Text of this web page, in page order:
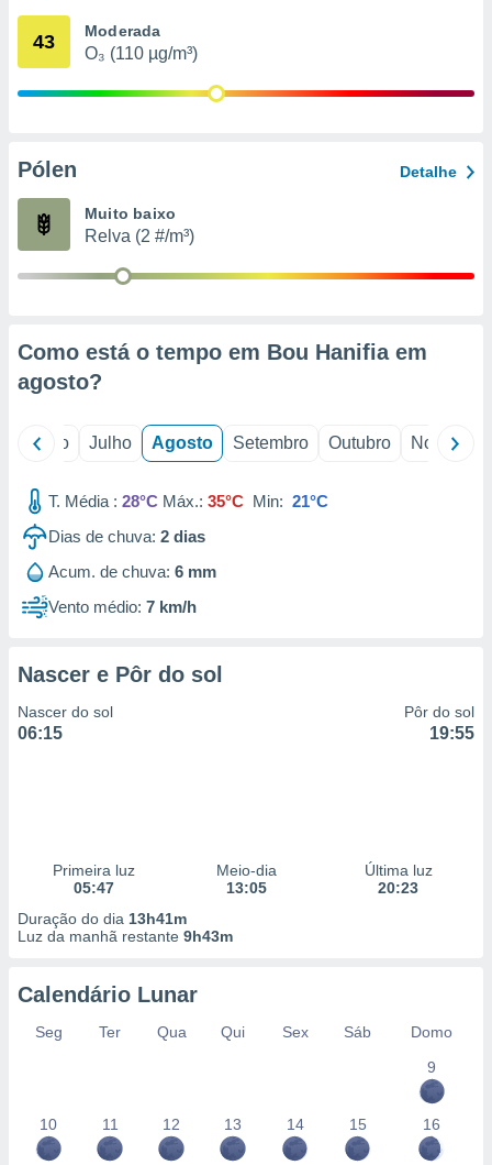
através
estudos
1199
43 Moderada
O₃ (110 µg/m³)
Pólen Detalhe
Muito baixo
Relva (2 #/m³)
Como está o tempo em Bou Hanifia em
agosto?
Junho Julho Agosto Setembro Outubro Novembro
T. Média : 28°C Máx.: 35°C Min: 21°C
Dias de chuva: 2 dias
Acum. de chuva: 6 mm
Vento médio: 7 km/h
Nascer e Pôr do sol
Nascer do sol
06:15
Pôr do sol
19:55
Primeira luz
05:47
Meio-dia
13:05
Última luz
20:23
Duração do dia 13h41m
Luz da manhã restante 9h43m
Calendário Lunar
Seg Ter Qua Qui Sex Sáb
Domo
9
10 11 12 13 14 15 16